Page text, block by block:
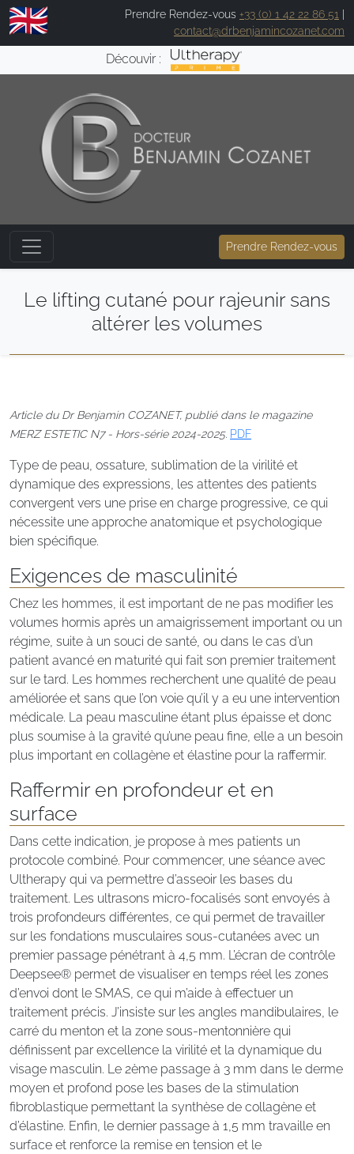
Prendre Rendez-vous +33 (0) 1 42 22 86 51
contact@drbenjamincozanet.com
Découvir :
Prendre Rendez-vous
Le lifting cutané pour rajeunir sans
altérer les volumes
Article du Dr Benjamin COZANET, publié dans le magazine
MERZ ESTETIC N7 - Hors-série 2024-2025. PDF
Type de peau, ossature, sublimation de la virilité et
dynamique des expressions, les attentes des patients
convergent vers une prise en charge progressive, ce qui
nécessite une approche anatomique et psychologique
bien spécifique.
Exigences de masculinité
Chez les hommes, il est important de ne pas modifier les
volumes hormis après un amaigrissement important ou un
régime, suite à un souci de santé, ou dans le cas d’un
patient avancé en maturité qui fait son premier traitement
sur le tard. Les hommes recherchent une qualité de peau
améliorée et sans que l’on voie qu’il y a eu une intervention
médicale. La peau masculine étant plus épaisse et donc
plus soumise à la gravité qu’une peau fine, elle a un besoin
plus important en collagène et élastine pour la raffermir.
Raffermir en profondeur et en
surface
Dans cette indication, je propose à mes patients un
protocole combiné. Pour commencer, une séance avec
Ultherapy qui va permettre d’asseoir les bases du
traitement. Les ultrasons micro-focalisés sont envoyés à
trois profondeurs différentes, ce qui permet de travailler
sur les fondations musculaires sous-cutanées avec un
premier passage pénétrant à 4,5 mm. L’écran de contrôle
Deepsee® permet de visualiser en temps réel les zones
d’envoi dont le SMAS, ce qui m’aide à effectuer un
traitement précis. J’insiste sur les angles mandibulaires, le
carré du menton et la zone sous-mentonnière qui
définissent par excellence la virilité et la dynamique du
visage masculin. Le 2ème passage à 3 mm dans le derme
moyen et profond pose les bases de la stimulation
fibroblastique permettant la synthèse de collagène et
d’élastine. Enfin, le dernier passage à 1,5 mm travaille en
surface et renforce la remise en tension et le